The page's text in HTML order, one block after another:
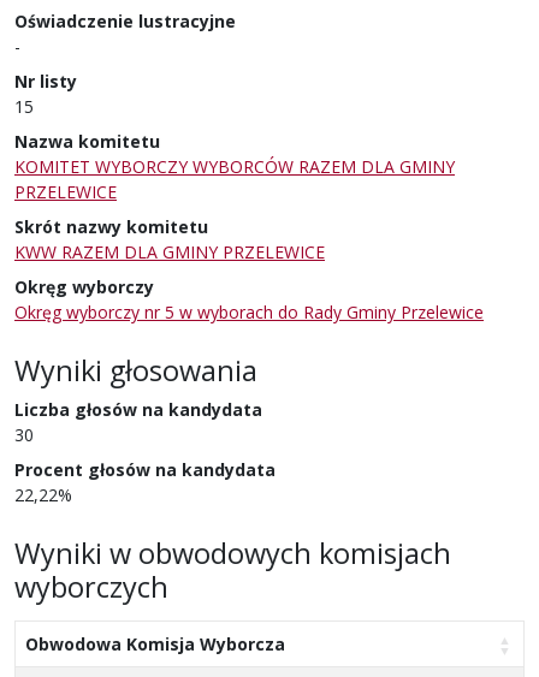
Oświadczenie lustracyjne
-
Nr listy
15
Nazwa komitetu
KOMITET WYBORCZY WYBORCÓW RAZEM DLA GMINY
PRZELEWICE
Skrót nazwy komitetu
KWW RAZEM DLA GMINY PRZELEWICE
Okręg wyborczy
Okręg wyborczy nr 5 w wyborach do Rady Gminy Przelewice
Wyniki głosowania
Liczba głosów na kandydata
30
Procent głosów na kandydata
22,22%
Wyniki w obwodowych komisjach
wyborczych
Obwodowa Komisja Wyborcza